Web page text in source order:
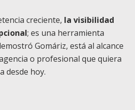
creciente, la visibilidad
; es una herramienta
Gomáriz, está al alcance
o profesional que quiera
desde hoy.